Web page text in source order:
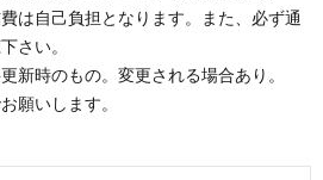
は自己負担となります。また、必ず通
さい。
新時のもの。変更される場合あり。
願いします。